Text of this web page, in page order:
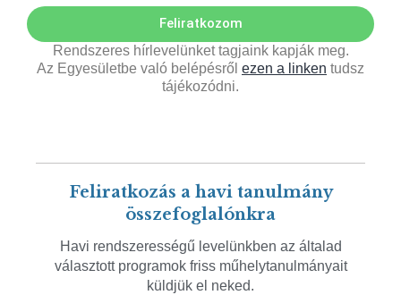
Feliratkozom
Rendszeres hírlevelünket tagjaink kapják meg.
Az Egyesületbe való belépésről ezen a linken tudsz
tájékozódni.
Feliratkozás a havi tanulmány
összefoglalónkra
Havi rendszerességű levelünkben az általad
választott programok friss műhelytanulmányait
küldjük el neked.